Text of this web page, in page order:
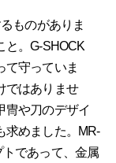
ものがありま
と。G-SHOCK
て守っていま
ではありませ
冑や刀のデザイ
求めました。MR-
であって、金属